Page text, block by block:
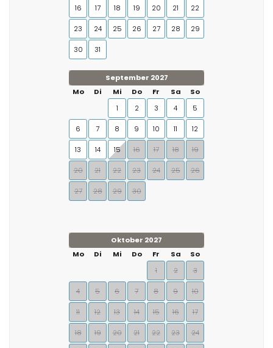
16 17 18 19 20 21 22
23 24 25 26 27 28 29
30 31
September 2027
Mo
Di Mi Do Fr Sa
So
1
2 3 4 5
6 7 8 9 10 11 12
13 14 15 16 17 18 19
20 21 22 23 24 25 26
27 28 29 30
Oktober 2027
Mo
Di Mi Do Fr Sa
So
1
2 3
4 5 6 7 8 9 10
11 12 13 14 15 16 17
18 19 20 21 22 23 24